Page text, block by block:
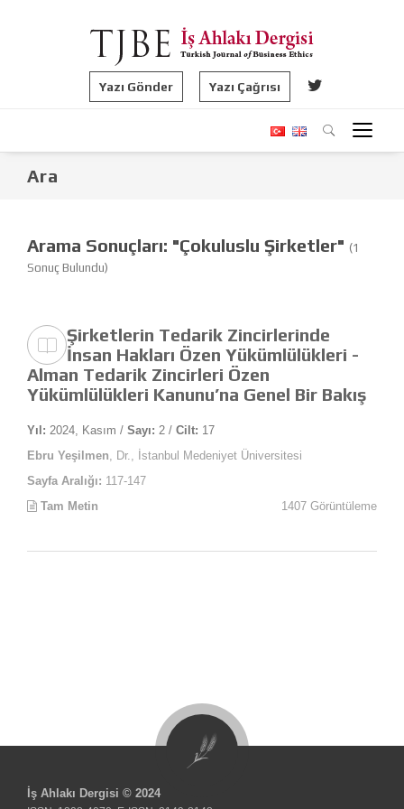
Yazı Gönder Yazı Çağrısı
Ara
Arama Sonuçları: "Çokuluslu Şirketler" (1
Sonuç Bulundu)
Şirketlerin Tedarik Zincirlerinde
İnsan Hakları Özen Yükümlülükleri -
Alman Tedarik Zincirleri Özen
Yükümlülükleri Kanunu’na Genel Bir Bakış
Yıl: 2024, Kasım / Sayı: 2 / Cilt: 17
Ebru Yeşilmen , Dr., İstanbul Medeniyet Üniversitesi
Sayfa Aralığı: 117-147
Tam Metin
1407 Görüntüleme
İş Ahlakı Dergisi © 2024